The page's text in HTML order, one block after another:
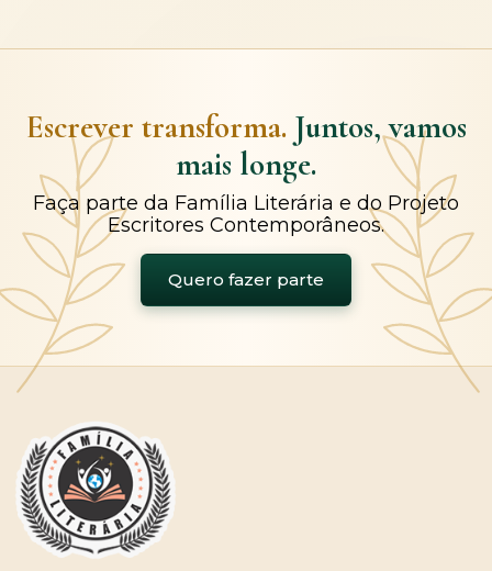
Escrever transforma. Juntos, vamos
mais longe.
Faça parte da Família Literária e do Projeto
Escritores Contemporâneos.
Quero fazer parte